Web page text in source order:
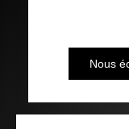
Nous